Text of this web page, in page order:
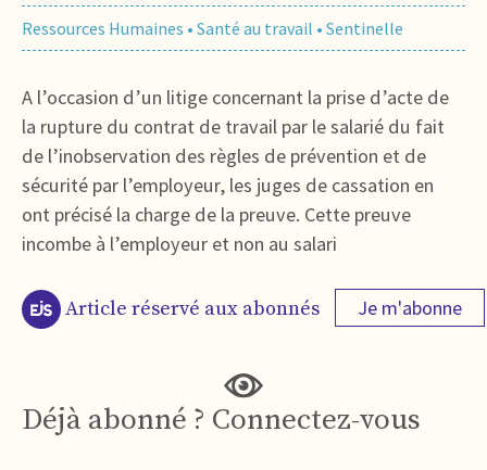
Ressources Humaines • Santé au travail • Sentinelle
A l’occasion d’un litige concernant la prise d’acte de
la rupture du contrat de travail par le salarié du fait
de l’inobservation des règles de prévention et de
sécurité par l’employeur, les juges de cassation en
ont précisé la charge de la preuve. Cette preuve
incombe à l’employeur et non au salari
Article réservé aux abonnés Je m'abonne
Déjà abonné ? Connectez-vous